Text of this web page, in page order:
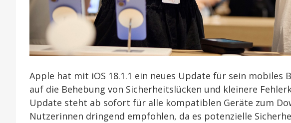
Apple hat mit iOS 18.1.1 ein neues Update für sein
auf die Behebung von Sicherheitslücken und kleinere
Update steht ab sofort für alle kompatiblen Geräte zum
Nutzerinnen dringend empfohlen, da es potenzielle